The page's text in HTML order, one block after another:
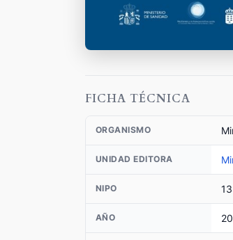
FICHA TÉCNICA
ORGANISMO
UNIDAD EDITORA
NIPO
AÑO